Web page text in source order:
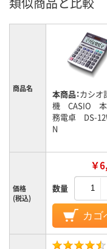
商品名 本商品：カシオ
機 CASIO 本
務電卓 DS-
N
価格
(税込)
￥
数量
カゴ